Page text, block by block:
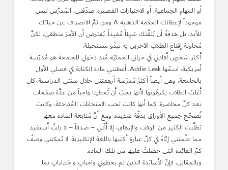
أو المهام الجماعية، أو الاختبارات القصيرة. صدّقني، المُدرِّس ليس
موجوداً لإعطائك العلامة الذهبية A ومن ثمَّ الانصراف عن حياتك
للأبد، بل هدفهُ أن يُلقِّنك شيئاً مُفيداً. يُفترض أن الأمرَ منطقي، لكنَّ
مُحاولة إقناع الطلاب الآخرين به تبدُو مستحيلة.
أكثر شخصٍ أفادني في حياتي العمليَّة مُنذ دخولي للجامعة هو مُدرّسة
أمريكية، اسمُها Addie Leak، أعطتني مادة الكتابة في فصلي الأول
بالجامعة، وهي أيضاً أكثرُ مُدرّسة أرهقتني خلال سنتي الدراسية. كان
أغلبُ الطلاب يكرهُونها لأنها يجبُ أن تُعطينا واجباً من عدَّة صفحات
بعد كلِّ محاضرة، كما أنها كانت تحب الامتحانات المُفاجئة، وكانت
تُصحِّح جميع الأوراق بدقَّة شديدة. ومع أنَّ مُتابعة المادة معها
تطلَّبت الكثير من الوقت والإرهاق، إلا أنَّني – صدقاً – لا زلتُ أستفيد
مما علَّمتني إيَّاهُ في كلِّ عبارةٍ أكتبها باللغة الإنكليزية. لا يُمكنني وصفُ
كمِّ الفائدة التي حصلتُ عليها من تلك المادة.
وبالمقابل، فإنَّ الأساتذة الذين لم يعطوني واجباتٍ واختباراتٍ بما